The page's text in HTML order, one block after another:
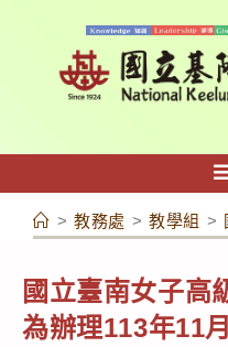
容
> 教務處 > 教學組 >
國立臺南女子高
為辦理113年11